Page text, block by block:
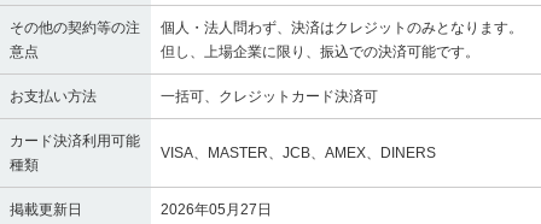
その他の契約等の注
意点
個人・法人問わず、決済はクレジットのみとなります。
但し、上場企業に限り、振込での決済可能です。
お支払い方法 一括可、クレジットカード決済可
カード決済利用可能
種類
VISA、MASTER、JCB、AMEX、DINERS
掲載更新日 2026年05月27日